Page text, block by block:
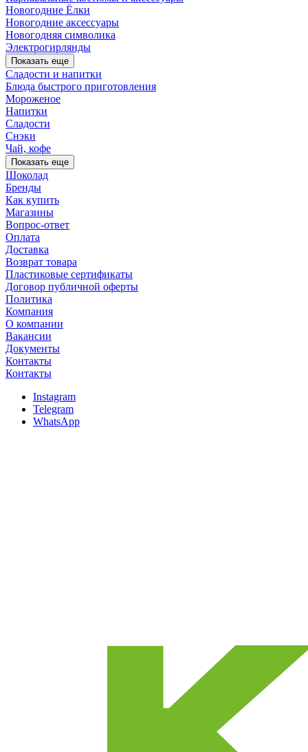
Новогодние Ёлки
Новогодние аксессуары
Новогодняя символика
Электрогирлянды
Показать еще
Сладости и напитки
Блюда быстрого приготовления
Мороженое
Напитки
Сладости
Снэки
Чай, кофе
Показать еще
Шоколад
Бренды
Как купить
Магазины
Вопрос-ответ
Оплата
Доставка
Возврат товара
Пластиковые сертификаты
Договор публичной оферты
Политика
Компания
О компании
Вакансии
Документы
Контакты
Контакты
Instagram
Telegram
WhatsApp